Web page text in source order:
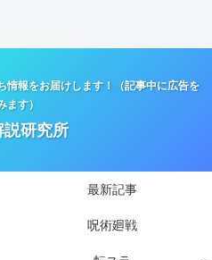
情報をお届けします！（記事中に広告を
ます）
説研究所
最新記事
呪術廻戦